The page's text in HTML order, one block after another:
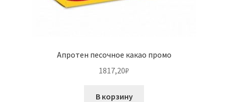
Апротен песочное какао промо
1817,20₽
В корзину